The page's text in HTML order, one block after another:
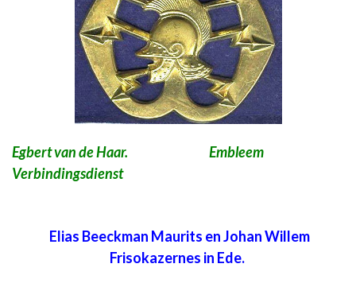
Egbert van de Haar. Embleem
Verbindingsdienst
Elias Beeckman Maurits en Johan Willem
Frisokazernes in Ede.